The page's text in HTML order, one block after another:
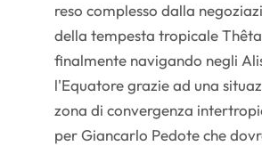
reso complesso dalla
della tempesta tropicale
finalmente navigando negli
l'Equatore grazie ad una
zona di convergenza
per Giancarlo Pedote che